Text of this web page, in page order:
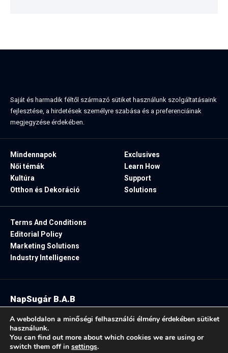
Saját és harmadik féltől származó sütiket használunk szolgáltatásaink
fejlesztése, a hirdetések személyre szabása és a preferenciáinak
megjegyzése érdekében.
Mindennapok
Női témák
Kultúra
Otthon és Dekoráció
Exclusives
Learn How
Support
Solutions
Terms And Conditions
Editorial Policy
Marketing Solutions
Industry Intelligence
Follow US:
NapSugár B.A.B
A weboldalon a minőségi felhasználói élmény érdekében sütiket
használunk.
You can find out more about which cookies we are using or
switch them off in settings.